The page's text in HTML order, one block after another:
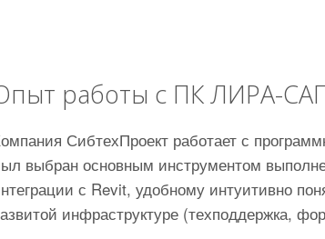
работы с ПК ЛИРА-
СибтехПроект работает с
выбран основным инструментом
с Revit, удобному интуитивно
инфраструктуре (техподдержка,